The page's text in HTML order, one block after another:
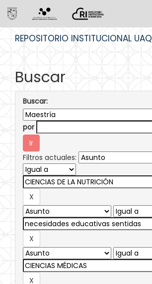
REPOSITORIO INSTITUCIONAL UAQ
Buscar
Buscar:
por
Filtros actuales: